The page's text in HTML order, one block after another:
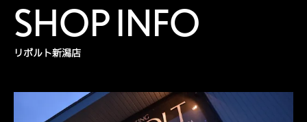
SHOP INFO
リボルト新潟店